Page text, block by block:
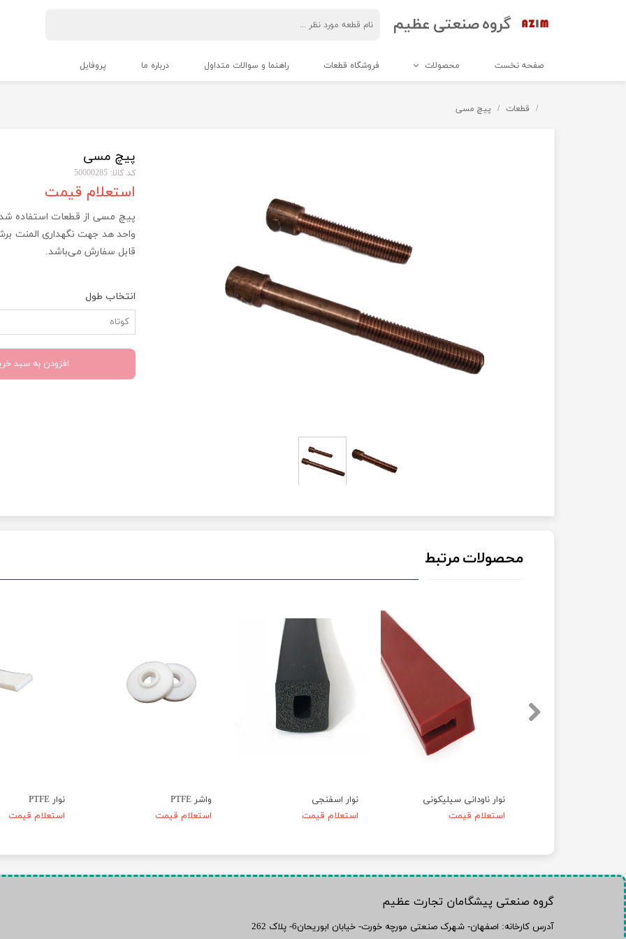
گروه صنعتی عظیم
صفحه نخست محصولات فروشگاه قطعات راهنما و سوالات متداول درباره ما پروفایل
قطعات پیچ مسی
پیچ مسی
کد کالا: 50000285
استعلام قیمت
پیچ مسی از قطعات استفاده
واحد هد جهت نگهداری المنت
قابل سفارش می‌باشد.
انتخاب طول
کوتاه
افزودن به سبد
محصولات مرتبط
نوار PTFE
استعلام قیمت
واشر PTFE
استعلام قیمت
نوار اسفنجی
استعلام قیمت
نوار ناودانی سیلیکونی
استعلام قیمت
​گروه صنعتی پیشگامان تجارت عظیم
​آدرس کارخانه: اصفهان- شهرک صنعتی مورچه خورت- خیابان ابوریحان6- پلاک 262